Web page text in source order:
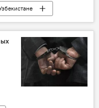
студенты